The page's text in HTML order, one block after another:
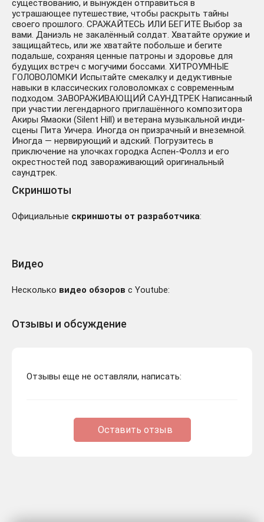
существованию, и вынужден отправиться в
устрашающее путешествие, чтобы раскрыть тайны
своего прошлого. СРАЖАЙТЕСЬ ИЛИ БЕГИТЕ Выбор за
вами. Даниэль не закалённый солдат. Хватайте оружие и
защищайтесь, или же хватайте побольше и бегите
подальше, сохраняя ценные патроны и здоровье для
будущих встреч с могучими боссами. ХИТРОУМНЫЕ
ГОЛОВОЛОМКИ Испытайте смекалку и дедуктивные
навыки в классических головоломках с современным
подходом. ЗАВОРАЖИВАЮЩИЙ САУНДТРЕК Написанный
при участии легендарного приглашённого композитора
Акиры Ямаоки (Silent Hill) и ветерана музыкальной инди-
сцены Пита Уичера. Иногда он призрачный и внеземной.
Иногда — нервирующий и адский. Погрузитесь в
приключение на улочках городка Аспен-Фоллз и его
окрестностей под завораживающий оригинальный
саундтрек.
Скриншоты
Официальные скриншоты от разработчика:
Видео
Несколько видео обзоров с Youtube:
Отзывы и обсуждение
Отзывы еще не оставляли, написать:
Оставить отзыв